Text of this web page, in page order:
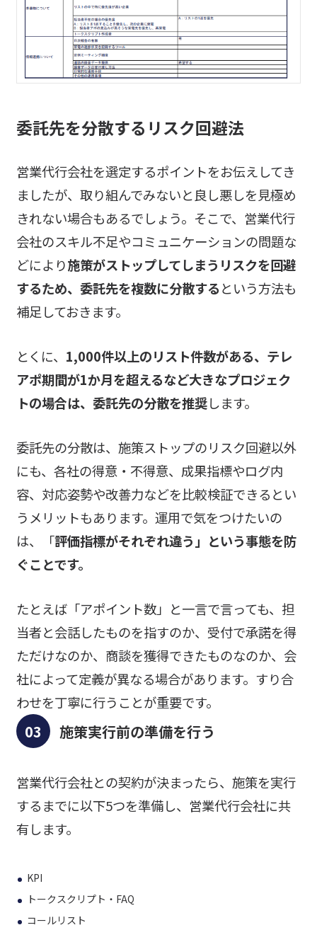
委託先を分散するリスク回避法
営業代行会社を選定するポイントをお伝えしてき
ましたが、取り組んでみないと良し悪しを見極め
きれない場合もあるでしょう。そこで、営業代行
会社のスキル不足やコミュニケーションの問題な
どにより施策がストップしてしまうリスクを回避
するため、委託先を複数に分散するという方法も
補足しておきます。
とくに、 1,000件以上のリスト件数がある、テレ
アポ期間が1か月を超えるなど大きなプロジェク
トの場合は、委託先の分散を推奨します。
委託先の分散は、施策ストップのリスク回避以外
にも、各社の得意・不得意、成果指標やログ内
容、対応姿勢や改善力などを比較検証できるとい
うメリットもあります。運用で気をつけたいの
は、「評価指標がそれぞれ違う」という事態を防
ぐことです。
たとえば「アポイント数」と一言で言っても、担
当者と会話したものを指すのか、受付で承諾を得
ただけなのか、商談を獲得できたものなのか、会
社によって定義が異なる場合があります。すり合
わせを丁寧に行うことが重要です。
施策実行前の準備を行う
営業代行会社との契約が決まったら、施策を実行
するまでに以下5つを準備し、営業代行会社に共
有します。
KPI
トークスクリプト・FAQ
コールリスト